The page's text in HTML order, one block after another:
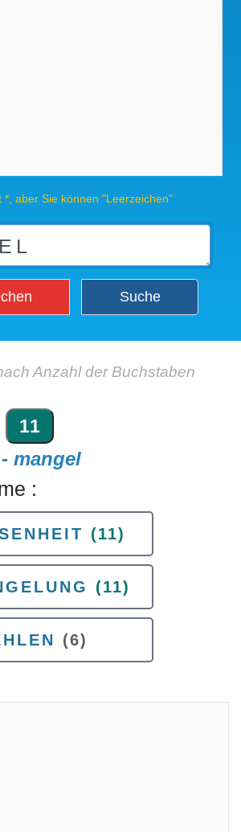
*, aber Sie können "Leerzeichen"
Suche
Anzahl der Buchstaben
11
mangel
:
(11)
(11)
(6)